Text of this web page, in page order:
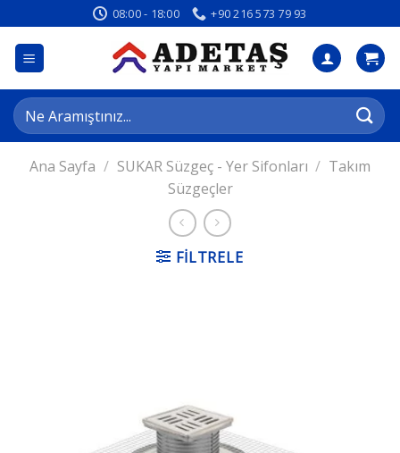
atla
08:00 - 18:00 +90 216 573 79 93
Ara:
Ana Sayfa / SUKAR Süzgeç - Yer Sifonları / Takım
Süzgeçler
FILTRELE